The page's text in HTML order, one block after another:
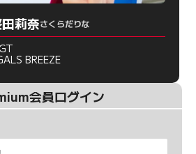
莉奈さくらだりな
BREEZE
会員ログイン